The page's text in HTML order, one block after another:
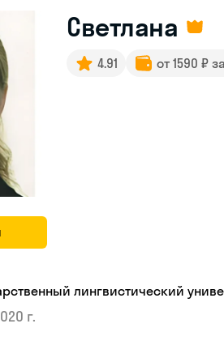
Светлана
4.91 от 1590 ₽
лингвистический
г.